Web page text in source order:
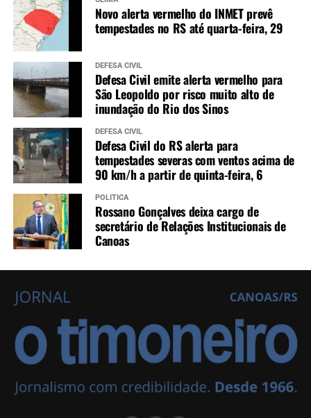
Novo alerta vermelho do INMET prevê
tempestades no RS até quarta-feira, 29
DEFESA CIVIL
Defesa Civil emite alerta vermelho para
São Leopoldo por risco muito alto de
inundação do Rio dos Sinos
DEFESA CIVIL
Defesa Civil do RS alerta para
tempestades severas com ventos acima de
90 km/h a partir de quinta-feira, 6
POLÍTICA
Rossano Gonçalves deixa cargo de
secretário de Relações Institucionais de
Canoas